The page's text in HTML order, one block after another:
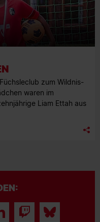
zum Wildnis-
waren im
Liam Ettah aus